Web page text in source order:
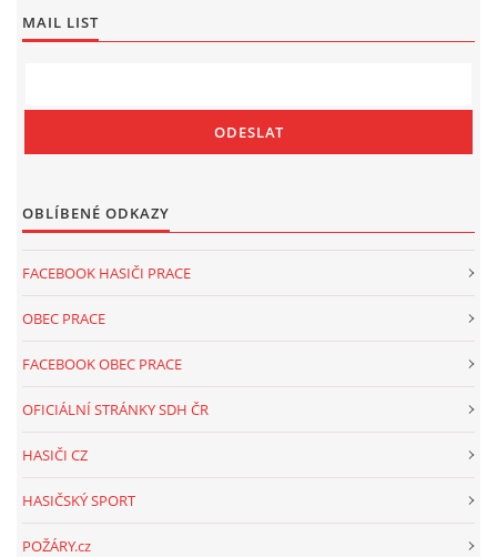
MAIL LIST
OBLÍBENÉ ODKAZY
FACEBOOK HASIČI PRACE
OBEC PRACE
FACEBOOK OBEC PRACE
OFICIÁLNÍ STRÁNKY SDH ČR
HASIČI CZ
HASIČSKÝ SPORT
POŽÁRY.cz